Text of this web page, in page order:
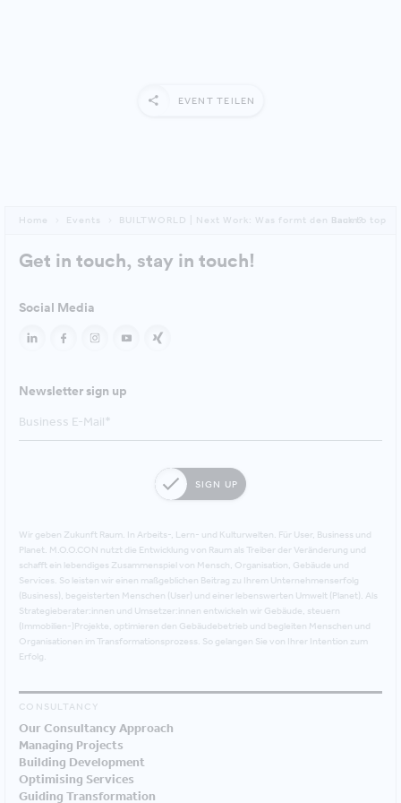
EVENT TEILEN
Home Events BUILTWORLD | Next Work: Was formt den Raum?
Back to top
Get in touch, stay in touch!
Social Media
Newsletter sign up
SIGN UP
Wir geben Zukunft Raum. In Arbeits-, Lern- und Kulturwelten. Für User, Business und
Planet. M.O.O.CON nutzt die Entwicklung von Raum als Treiber der Veränderung und
schafft ein lebendiges Zusammenspiel von Mensch, Organisation, Gebäude und
Services. So leisten wir einen maßgeblichen Beitrag zu Ihrem Unternehmenserfolg
(Business), begeisterten Menschen (User) und einer lebenswerten Umwelt (Planet). Als
Strategieberater:innen und Umsetzer:innen entwickeln wir Gebäude, steuern
(Immobilien-)Projekte, optimieren den Gebäudebetrieb und begleiten Menschen und
Organisationen im Transformationsprozess. So gelangen Sie von Ihrer Intention zum
Erfolg.
CONSULTANCY
Our Consultancy Approach
Managing Projects
Building Development
Optimising Services
Guiding Transformation